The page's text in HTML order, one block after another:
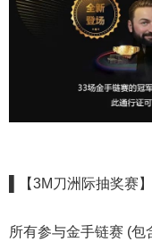
▌【3M刀洲际抽奖赛】
所有参与金手链赛 (